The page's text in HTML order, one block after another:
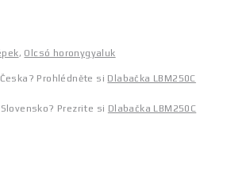
, Olcsó horonygyaluk
Prohlédněte si Dlabačka LBM250C
Prezrite si Dlabačka LBM250C